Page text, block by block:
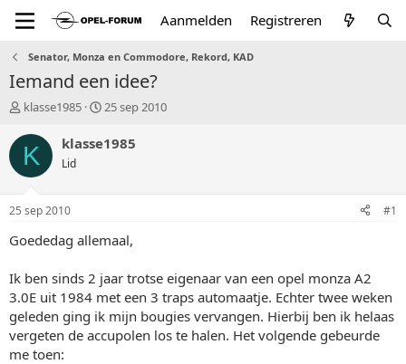
Aanmelden Registreren
Senator, Monza en Commodore, Rekord, KAD
Iemand een idee?
T
p
a
r
r
klasse1985
S
a
u
25 sep 2010
K klasse1985
Lid
25 sep 2010 #1
Goededag allemaal,
Ik ben sinds 2 jaar trotse eigenaar van een opel monza A2
3.0E uit 1984 met een 3 traps automaatje. Echter twee weken
geleden ging ik mijn bougies vervangen. Hierbij ben ik helaas
vergeten de accupolen los te halen. Het volgende gebeurde
me toen: